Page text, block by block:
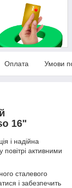
Оплата Умови
16"
і надійна
повітрі активними
сталевого
і забезпечить